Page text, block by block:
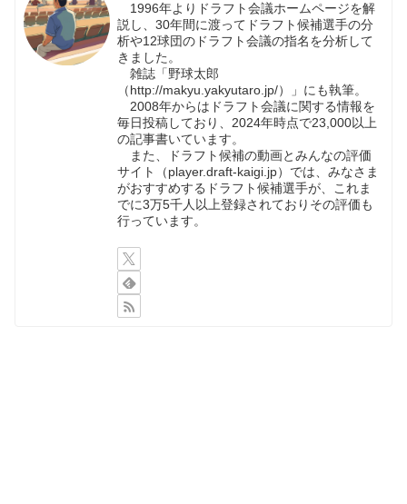
1996年よりドラフト会議ホームページを解
説し、30年間に渡ってドラフト候補選手の分
析や12球団のドラフト会議の指名を分析して
きました。
雑誌「野球太郎
（http://makyu.yakyutaro.jp/）」にも執筆。
2008年からはドラフト会議に関する情報を
毎日投稿しており、2024年時点で23,000以上
の記事書いています。
また、ドラフト候補の動画とみんなの評価
サイト（player.draft-kaigi.jp）では、みなさま
がおすすめするドラフト候補選手が、これま
でに3万5千人以上登録されておりその評価も
行っています。